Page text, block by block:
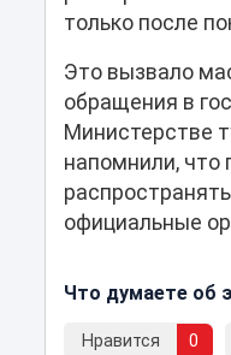
только после
Это вызвало
обращения в
Министерстве
напомнили, что
официальные
Что думаете об
Нравится 0